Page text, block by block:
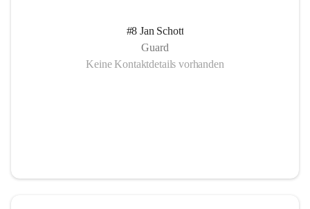
#8 Jan Schott
Guard
Keine Kontaktdetails vorhanden